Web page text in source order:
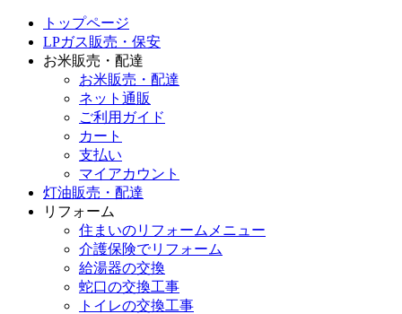
トップページ
LPガス販売・保安
お米販売・配達
お米販売・配達
ネット通販
ご利用ガイド
カート
支払い
マイアカウント
灯油販売・配達
リフォーム
住まいのリフォームメニュー
介護保険でリフォーム
給湯器の交換
蛇口の交換工事
トイレの交換工事